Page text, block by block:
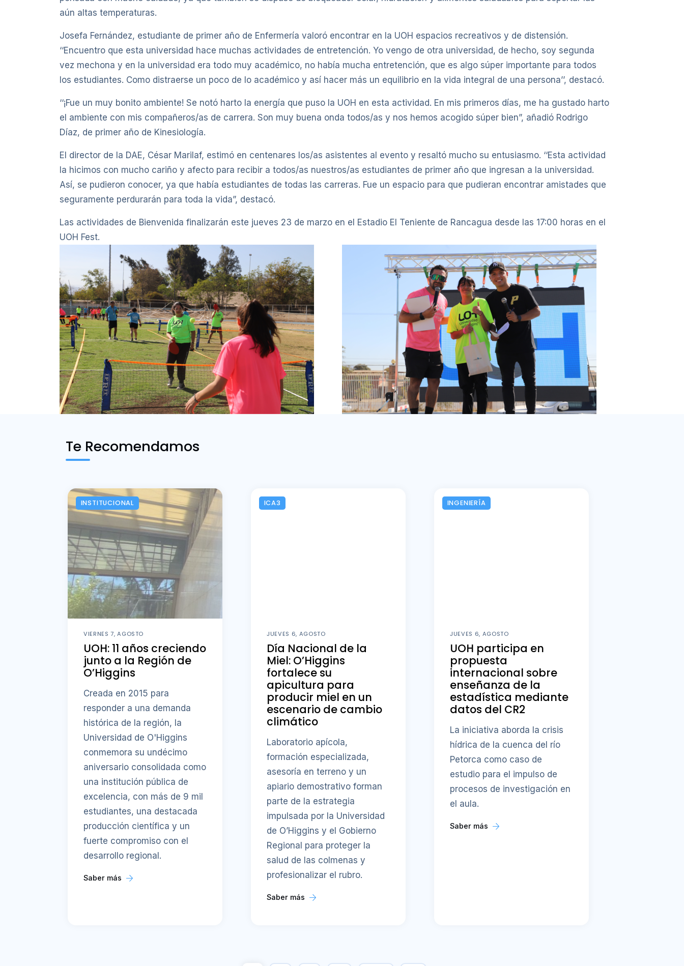
aún altas temperaturas.
Josefa Fernández, estudiante de primer año de Enfermería valoró encontrar en la UOH espacios recreativos y de distensión.
‘‘Encuentro que esta universidad hace muchas actividades de entretención. Yo vengo de otra universidad, de hecho, soy segunda
vez mechona y en la universidad era todo muy académico, no había mucha entretención, que es algo súper importante para todos
los estudiantes. Como distraerse un poco de lo académico y así hacer más un equilibrio en la vida integral de una persona’’, destacó.
‘‘¡Fue un muy bonito ambiente! Se notó harto la energía que puso la UOH en esta actividad. En mis primeros días, me ha gustado harto
el ambiente con mis compañeros/as de carrera. Son muy buena onda todos/as y nos hemos acogido súper bien”, añadió Rodrigo
Díaz, de primer año de Kinesiología.
El director de la DAE, César Marilaf, estimó en centenares los/as asistentes al evento y resaltó mucho su entusiasmo. ‘‘Esta actividad
la hicimos con mucho cariño y afecto para recibir a todos/as nuestros/as estudiantes de primer año que ingresan a la universidad.
Así, se pudieron conocer, ya que había estudiantes de todas las carreras. Fue un espacio para que pudieran encontrar amistades que
seguramente perdurarán para toda la vida”, destacó.
Las actividades de Bienvenida finalizarán este jueves 23 de marzo en el Estadio El Teniente de Rancagua desde las 17:00 horas en el
UOH Fest.
Te Recomendamos
INSTITUCIONAL
VIERNES 7, AGOSTO
UOH: 11 años creciendo
junto a la Región de
O’Higgins
Creada en 2015 para
responder a una demanda
histórica de la región, la
Universidad de O'Higgins
conmemora su undécimo
aniversario consolidada como
una institución pública de
excelencia, con más de 9 mil
estudiantes, una destacada
producción científica y un
fuerte compromiso con el
desarrollo regional.
Saber más
ICA3
JUEVES 6, AGOSTO
Día Nacional de la
Miel: O’Higgins
fortalece su
apicultura para
producir miel en un
escenario de cambio
climático
Laboratorio apícola,
formación especializada,
asesoría en terreno y un
apiario demostrativo forman
parte de la estrategia
impulsada por la Universidad
de O’Higgins y el Gobierno
Regional para proteger la
salud de las colmenas y
profesionalizar el rubro.
Saber más
INGENIERÍA
JUEVES 6, AGOSTO
UOH participa en
propuesta
internacional sobre
enseñanza de la
estadística mediante
datos del CR2
La iniciativa aborda la crisis
hídrica de la cuenca del río
Petorca como caso de
estudio para el impulso de
procesos de investigación en
el aula.
Saber más